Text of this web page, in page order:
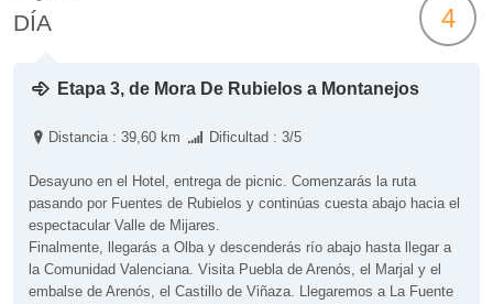
DÍA 4
Etapa 3, de Mora De Rubielos a Montanejos
Distancia : 39,60 km Dificultad : 3/5
Desayuno en el Hotel, entrega de picnic. Comenzarás la ruta
pasando por Fuentes de Rubielos y continúas cuesta abajo hacia el
espectacular Valle de Mijares.
Finalmente, llegarás a Olba y descenderás río abajo hasta llegar a
la Comunidad Valenciana. Visita Puebla de Arenós, el Marjal y el
embalse de Arenós, el Castillo de Viñaza. Llegaremos a La Fuente